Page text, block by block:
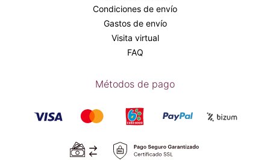
Condiciones de envío
Gastos de envío
Visita virtual
FAQ
Métodos de pago